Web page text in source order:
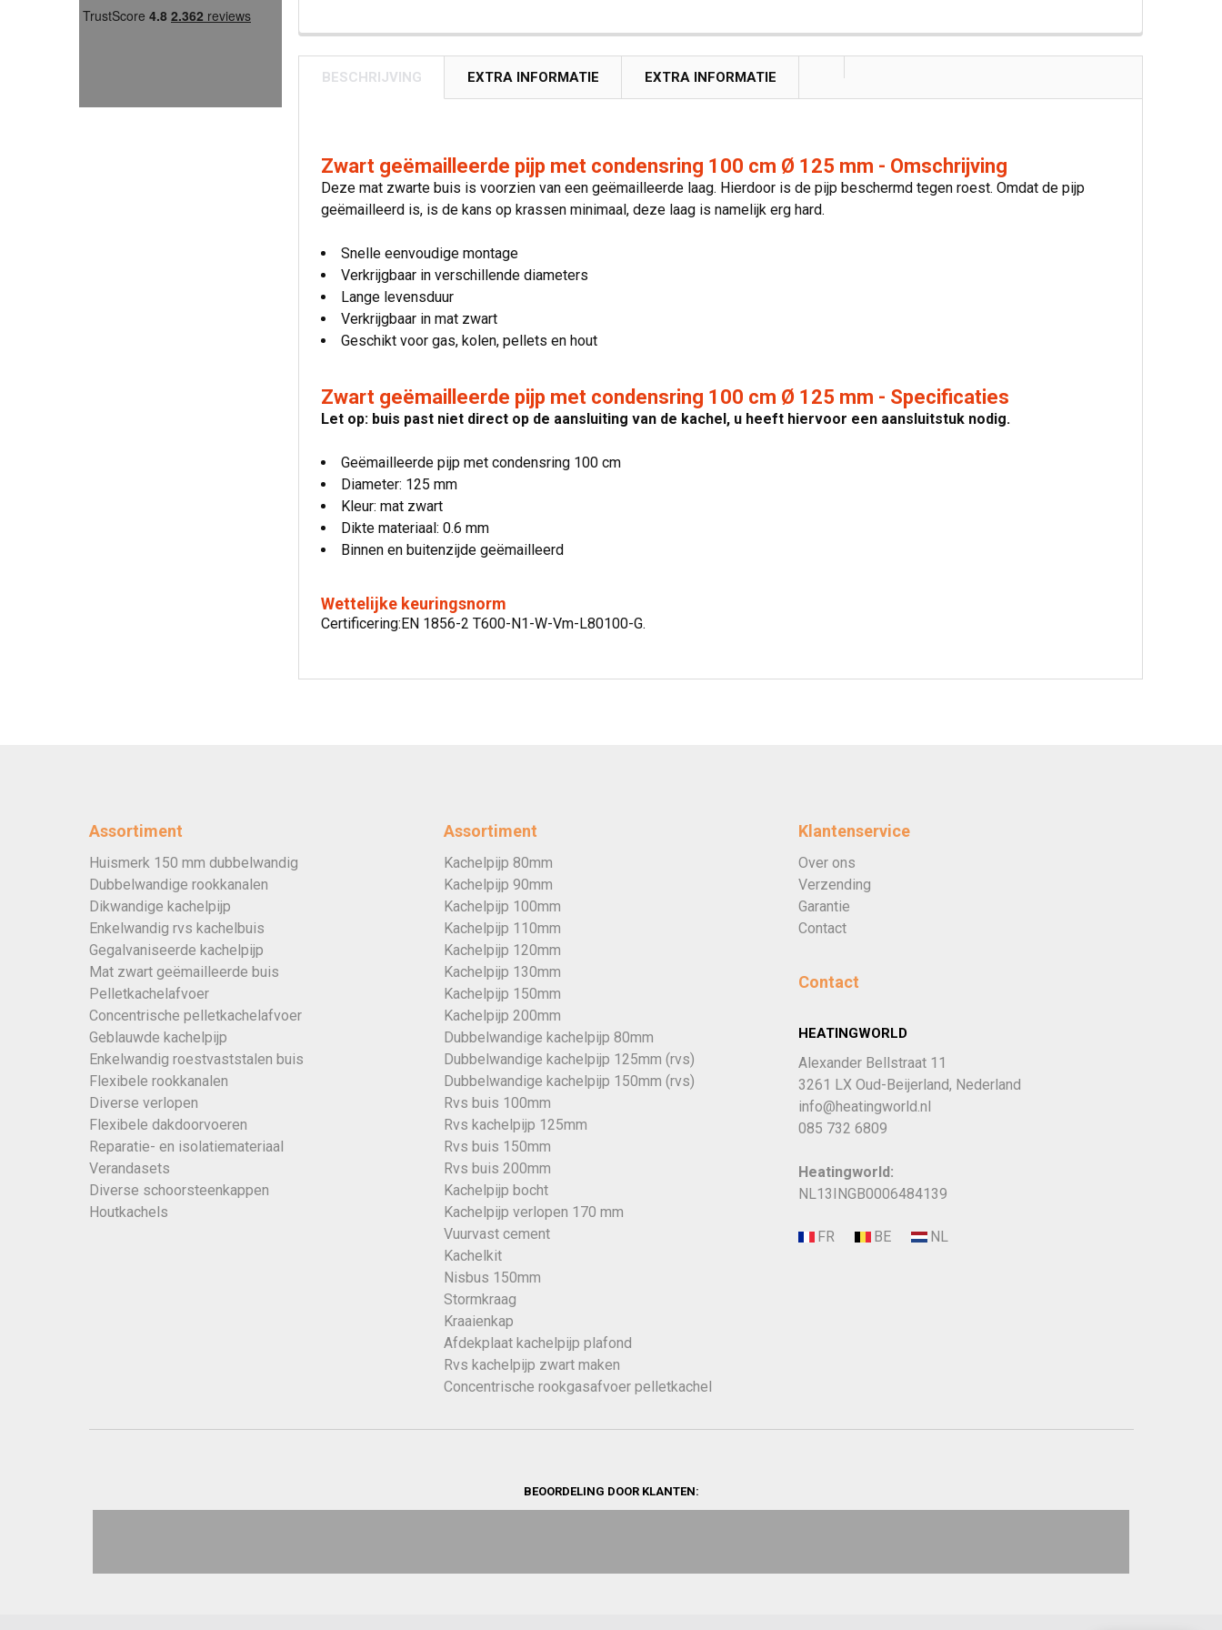
BESCHRIJVING EXTRA INFORMATIE EXTRA INFORMATIE
Zwart geëmailleerde pijp met condensring 100 cm Ø 125 mm - Omschrijving
Deze mat zwarte buis is voorzien van een geëmailleerde laag. Hierdoor is de pijp beschermd tegen roest. Omdat de pijp
geëmailleerd is, is de kans op krassen minimaal, deze laag is namelijk erg hard.
Snelle eenvoudige montage
Verkrijgbaar in verschillende diameters
Lange levensduur
Verkrijgbaar in mat zwart
Geschikt voor gas, kolen, pellets en hout
Zwart geëmailleerde pijp met condensring 100 cm Ø 125 mm - Specificaties
Let op: buis past niet direct op de aansluiting van de kachel, u heeft hiervoor een aansluitstuk nodig.
Geëmailleerde pijp met condensring 100 cm
Diameter: 125 mm
Kleur: mat zwart
Dikte materiaal: 0.6 mm
Binnen en buitenzijde geëmailleerd
Wettelijke keuringsnorm
Certificering:EN 1856-2 T600-N1-W-Vm-L80100-G.
Assortiment
Huismerk 150 mm dubbelwandig
Dubbelwandige rookkanalen
Dikwandige kachelpijp
Enkelwandig rvs kachelbuis
Gegalvaniseerde kachelpijp
Mat zwart geëmailleerde buis
Pelletkachelafvoer
Concentrische pelletkachelafvoer
Geblauwde kachelpijp
Enkelwandig roestvaststalen buis
Flexibele rookkanalen
Diverse verlopen
Flexibele dakdoorvoeren
Reparatie- en isolatiemateriaal
Verandasets
Diverse schoorsteenkappen
Houtkachels
Assortiment
Kachelpijp 80mm
Kachelpijp 90mm
Kachelpijp 100mm
Kachelpijp 110mm
Kachelpijp 120mm
Kachelpijp 130mm
Kachelpijp 150mm
Kachelpijp 200mm
Dubbelwandige kachelpijp 80mm
Dubbelwandige kachelpijp 125mm (rvs)
Dubbelwandige kachelpijp 150mm (rvs)
Rvs buis 100mm
Rvs kachelpijp 125mm
Rvs buis 150mm
Rvs buis 200mm
Kachelpijp bocht
Kachelpijp verlopen 170 mm
Vuurvast cement
Kachelkit
Nisbus 150mm
Stormkraag
Kraaienkap
Afdekplaat kachelpijp plafond
Rvs kachelpijp zwart maken
Concentrische rookgasafvoer pelletkachel
Klantenservice
Over ons
Verzending
Garantie
Contact
Contact
HEATINGWORLD
Alexander Bellstraat 11
3261 LX Oud-Beijerland, Nederland
info@heatingworld.nl
085 732 6809
Heatingworld:
NL13INGB0006484139
BEOORDELING DOOR KLANTEN: